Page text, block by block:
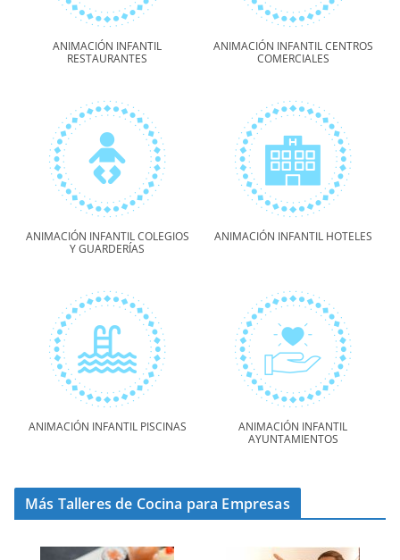
ANIMACIÓN INFANTIL
RESTAURANTES
ANIMACIÓN INFANTIL CENTROS
COMERCIALES
ANIMACIÓN INFANTIL COLEGIOS
Y GUARDERÍAS
ANIMACIÓN INFANTIL HOTELES
ANIMACIÓN INFANTIL PISCINAS
ANIMACIÓN INFANTIL
AYUNTAMIENTOS
Más Talleres de Cocina para Empresas